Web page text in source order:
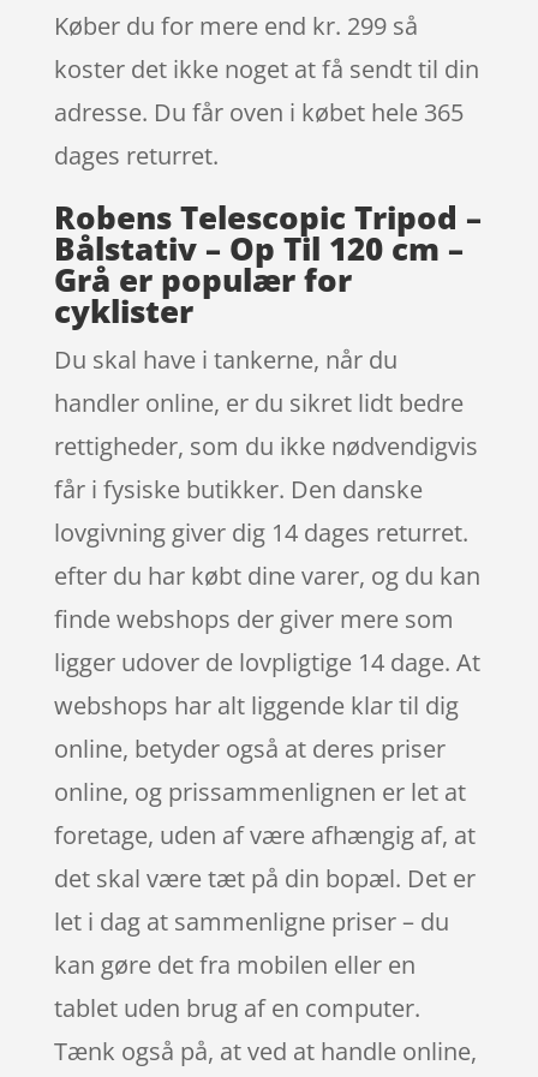
Køber du for mere end kr. 299 så
koster det ikke noget at få sendt til din
adresse. Du får oven i købet hele 365
dages returret.
Robens Telescopic Tripod –
Bålstativ – Op Til 120 cm –
Grå er populær for
cyklister
Du skal have i tankerne, når du
handler online, er du sikret lidt bedre
rettigheder, som du ikke nødvendigvis
får i fysiske butikker. Den danske
lovgivning giver dig 14 dages returret.
efter du har købt dine varer, og du kan
finde webshops der giver mere som
ligger udover de lovpligtige 14 dage. At
webshops har alt liggende klar til dig
online, betyder også at deres priser
online, og prissammenlignen er let at
foretage, uden af være afhængig af, at
det skal være tæt på din bopæl. Det er
let i dag at sammenligne priser – du
kan gøre det fra mobilen eller en
tablet uden brug af en computer.
Tænk også på, at ved at handle online,